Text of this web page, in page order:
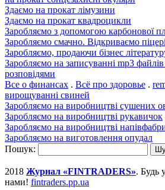
Здаємо на прокат лімузини
Здаємо на прокат квадроцикли
Заробляємо з допомогою карбонової
Заробляємо смачно. Відкриваємо
Заробляємо, продаючи бізнес
Заробляємо на записуванні mp3
розповідями
Все о финансах . Всё про здоровье .
вирощуванні свиней
Заробляємо на виробництві сушених
Заробляємо на виробництві рукавичок
Заробляємо на виробництві
Заробляємо на виготовлення опудал
Пошук:
2018 Журнал «FINTRADERS». Будь
нами! fintraders.pp.ua